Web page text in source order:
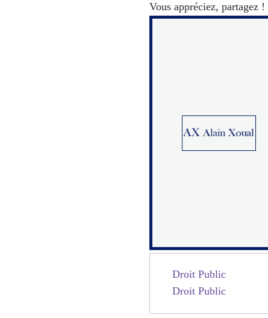
Vous appréciez, partagez !
Droit Public
Droit Public